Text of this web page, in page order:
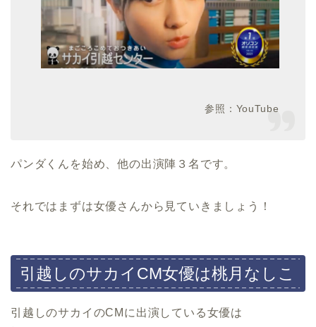
参照：YouTube
パンダくんを始め、他の出演陣３名です。
それではまずは女優さんから見ていきましょう！
引越しのサカイCM女優は桃月なしこ
引越しのサカイのCMに出演している女優は